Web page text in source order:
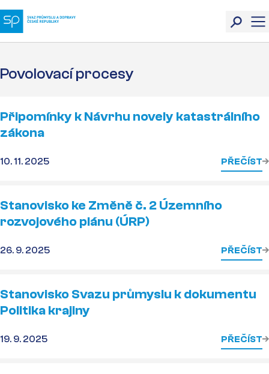
Povolovací procesy
Připomínky k Návrhu novely katastrálního
zákona
10. 11. 2025 PŘEČÍST
Stanovisko ke Změně č. 2 Územního
rozvojového plánu (ÚRP)
26. 9. 2025 PŘEČÍST
Stanovisko Svazu průmyslu k dokumentu
Politika krajiny
19. 9. 2025 PŘEČÍST